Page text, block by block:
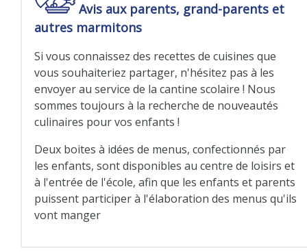
Avis aux parents, grand-parents et
autres marmitons
Si vous connaissez des recettes de cuisines que
vous souhaiteriez partager, n'hésitez pas à les
envoyer au service de la cantine scolaire ! Nous
sommes toujours à la recherche de nouveautés
culinaires pour vos enfants !
Deux boites à idées de menus, confectionnés par
les enfants, sont disponibles au centre de loisirs et
à l'entrée de l'école, afin que les enfants et parents
puissent participer à l'élaboration des menus qu'ils
vont manger